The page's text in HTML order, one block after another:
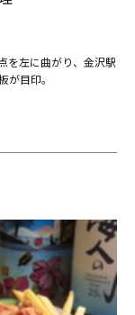
を左に曲がり、金沢駅
が目印。